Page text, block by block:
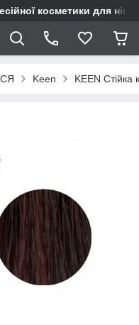
косметики для
Keen KEEN